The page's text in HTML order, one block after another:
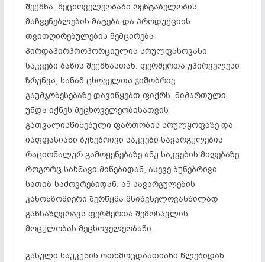
შექმნა. მეცხოველეობაში რენტაბელობის
მაჩვენებლების მატება და პროდუქციის
თვითღირებულების შემცირება
პირდაპირპროპორციულია სრულფასოვანი
საკვები ბაზის შექმნასთან. ფერმერთა უპირველესი
ზრუნვა, სანამ ცხოველთა ჯიშობრივ
გაუმჯობესებაზე დავიწყებთ ფიქრს, მიმართული
უნდა იქნეს მეცხოველეობისათვის
გათვალისწინებული ფართობის სრულყოფაზე და
იაფფასიანი ბუნებრივი საკვები სავარგულების
რაციონალურ გამოყენებაზე ანუ საკვების მიღებაზე
როგორც სახნავი მიწებიდან, ასევე ბუნებრივი
სათიბ-საძოვრებიდან. ამ სავარგულების
კანონზომიერი შერწყმა მნიშვნელოვანწილად
განსაზღვრავს ფერმერთა შემოსავლის
მოცულობას მეცხოველეობაში.
გასული საუკუნის ოთხმოცდაათიანი წლებიდან